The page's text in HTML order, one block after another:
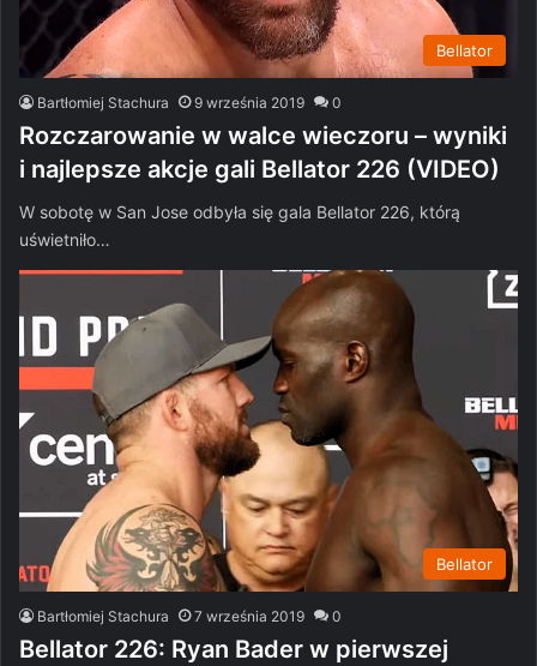
Bellator
Bartłomiej Stachura 9 września 2019 0
Rozczarowanie w walce wieczoru – wyniki
i najlepsze akcje gali Bellator 226 (VIDEO)
W sobotę w San Jose odbyła się gala Bellator 226, którą
uświetniło…
Bellator
Bartłomiej Stachura 7 września 2019 0
Bellator 226: Ryan Bader w pierwszej